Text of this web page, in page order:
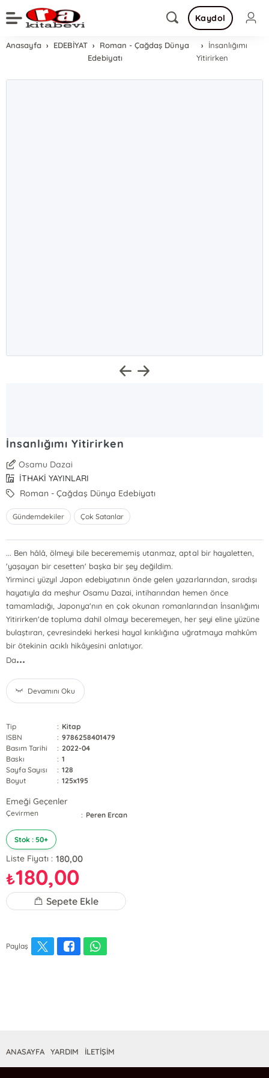
Kaydol
Anasayfa EDEBİYAT
Roman - Çağdaş Dünya
Edebiyatı
İnsanlığımı
Yitirirken
İnsanlığımı Yitirirken
Osamu Dazai
İTHAKİ YAYINLARI
Roman - Çağdaş Dünya Edebiyatı
Gündemdekiler Çok Satanlar
... Ben hâlâ, ölmeyi bile becerememiş utanmaz, aptal bir hayaletten,
'yaşayan bir cesetten' başka bir şey değildim.
Yirminci yüzyıl Japon edebiyatının önde gelen yazarlarından, sıradışı
hayatıyla da meşhur Osamu Dazai, intiharından hemen önce
tamamladığı, Japonya'nın en çok okunan romanlarından İnsanlığımı
Yitirirken'de topluma dahil olmayı beceremeyen, her şeyi eline yüzüne
bulaştıran, çevresindeki herkesi hayal kırıklığına uğratmaya mahkûm
bir ötekinin acıklı hikâyesini anlatıyor.
Da...
Devamını Oku
Tip : Kitap
ISBN
: 9786258401479
Basım Tarihi
: 2022-04
Baskı
: 1
Sayfa Sayısı
: 128
Boyut
: 125x195
Emeği Geçenler
Çevirmen : Peren Ercan
Stok : 50+
Liste Fiyatı : 180,00
₺180,00
Sepete Ekle
Paylaş
ANASAYFA YARDIM İLETİŞİM